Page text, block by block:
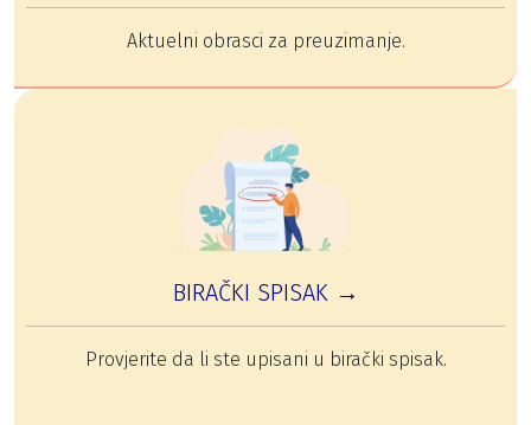
Aktuelni obrasci za preuzimanje.
BIRAČKI SPISAK →
Provjerite da li ste upisani u birački spisak.